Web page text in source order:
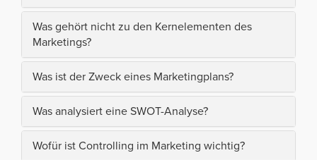
Was gehört nicht zu den Kernelementen des
Marketings?
Was ist der Zweck eines Marketingplans?
Was analysiert eine SWOT-Analyse?
Wofür ist Controlling im Marketing wichtig?